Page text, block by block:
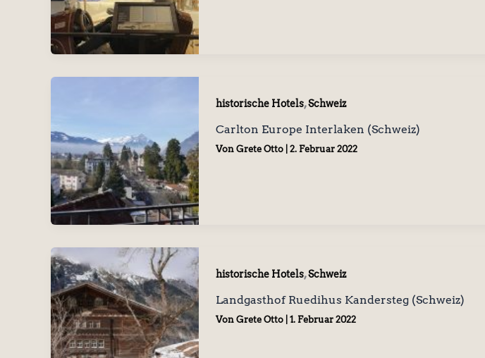
historische Hotels,Schweiz
Carlton Europe Interlaken (Schweiz)
Von Grete Otto 2. Februar 2022
historische Hotels,Schweiz
Landgasthof Ruedihus Kandersteg (Schweiz)
Von Grete Otto 1. Februar 2022